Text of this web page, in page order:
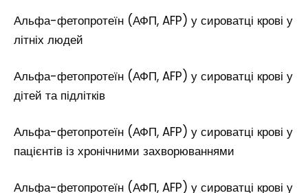
Альфа-фетопротеїн (АФП, AFP) у сироватці крові у
літніх людей
Альфа-фетопротеїн (АФП, AFP) у сироватці крові у
дітей та підлітків
Альфа-фетопротеїн (АФП, AFP) у сироватці крові у
пацієнтів із хронічними захворюваннями
Альфа-фетопротеїн (АФП, AFP) у сироватці крові у